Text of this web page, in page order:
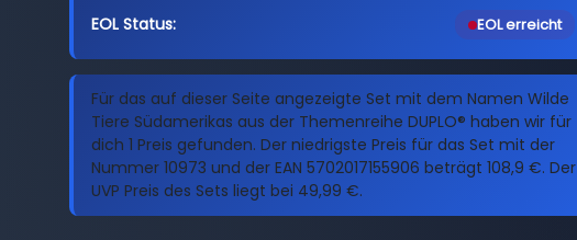
EOL Status: EOL erreicht
Für das auf dieser Seite angezeigte Set mit dem Namen Wilde
Tiere Südamerikas aus der Themenreihe DUPLO® haben wir für
dich 1 Preis gefunden. Der niedrigste Preis für das Set mit der
Nummer 10973 und der EAN 5702017155906 beträgt 108,9 €. Der
UVP Preis des Sets liegt bei 49,99 €.